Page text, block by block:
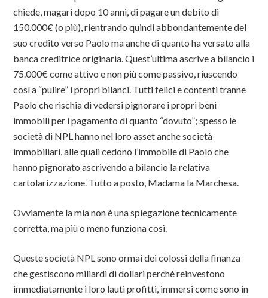
chiede, magari dopo 10 anni, di pagare un debito di
150.000€ (o più), rientrando quindi abbondantemente del
suo credito verso Paolo ma anche di quanto ha versato alla
banca creditrice originaria. Quest’ultima ascrive a bilancio i
75.000€ come attivo e non più come passivo, riuscendo
così a “pulire” i propri bilanci. Tutti felici e contenti tranne
Paolo che rischia di vedersi pignorare i propri beni
immobili per i pagamento di quanto “dovuto”; spesso le
società di NPL hanno nel loro asset anche società
immobiliari, alle quali cedono l’immobile di Paolo che
hanno pignorato ascrivendo a bilancio la relativa
cartolarizzazione. Tutto a posto, Madama la Marchesa.
Ovviamente la mia non è una spiegazione tecnicamente
corretta, ma più o meno funziona così.
Queste società NPL sono ormai dei colossi della finanza
che gestiscono miliardi di dollari perché reinvestono
immediatamente i loro lauti profitti, immersi come sono in